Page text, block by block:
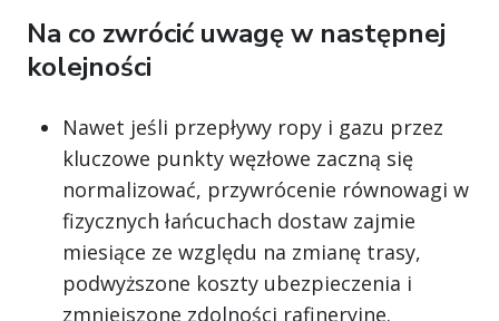
Na co zwrócić uwagę w następnej
kolejności
Nawet jeśli przepływy ropy i gazu przez
kluczowe punkty węzłowe zaczną się
normalizować, przywrócenie równowagi w
fizycznych łańcuchach dostaw zajmie
miesiące ze względu na zmianę trasy,
podwyższone koszty ubezpieczenia i
zmniejszone zdolności rafineryjne.